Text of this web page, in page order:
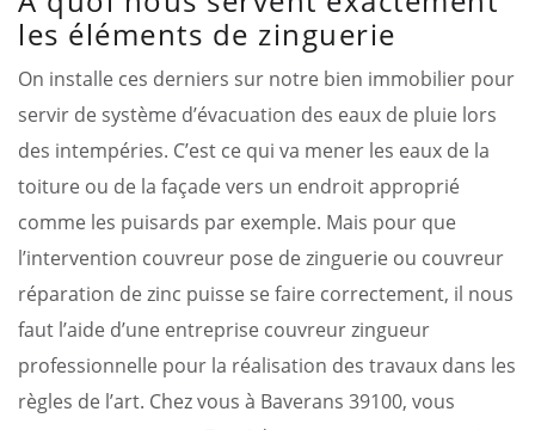
les éléments de zinguerie
On installe ces derniers sur notre bien immobilier pour
servir de système d’évacuation des eaux de pluie lors
des intempéries. C’est ce qui va mener les eaux de la
toiture ou de la façade vers un endroit approprié
comme les puisards par exemple. Mais pour que
l’intervention couvreur pose de zinguerie ou couvreur
réparation de zinc puisse se faire correctement, il nous
faut l’aide d’une entreprise couvreur zingueur
professionnelle pour la réalisation des travaux dans les
règles de l’art. Chez vous à Baverans 39100, vous